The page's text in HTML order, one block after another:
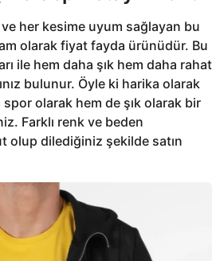
her kesime uyum sağlayan bu
olarak fiyat fayda ürünüdür. Bu
ile hem daha şık hem daha rahat
bulunur. Öyle ki harika olarak
olarak hem de şık olarak bir
Farklı renk ve beden
olup dilediğiniz şekilde satın